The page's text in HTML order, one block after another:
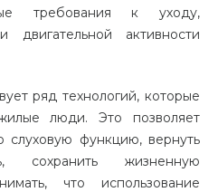
требования к уходу,
двигательной активности
ряд технологий, которые
люди. Это позволяет
слуховую функцию, вернуть
сохранить жизненную
что использование